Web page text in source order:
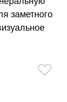
заметного